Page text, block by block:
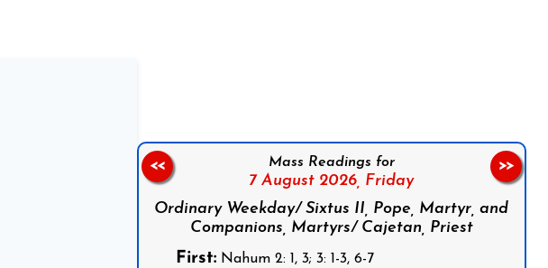
Mass Readings for
7 August 2026, Friday
Ordinary Weekday/ Sixtus II, Pope, Martyr, and
Companions, Martyrs/ Cajetan, Priest
First:Nahum 2: 1, 3; 3: 1-3, 6-7
<< >>